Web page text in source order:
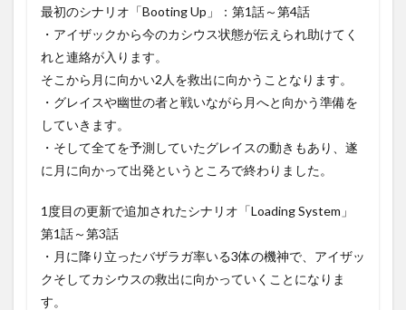
最初のシナリオ「Booting Up」：第1話～第4話
・アイザックから今のカシウス状態が伝えられ助けてく
れと連絡が入ります。
そこから月に向かい2人を救出に向かうことなります。
・グレイスや幽世の者と戦いながら月へと向かう準備を
していきます。
・そして全てを予測していたグレイスの動きもあり、遂
に月に向かって出発というところで終わりました。
1度目の更新で追加されたシナリオ「Loading System」
第1話～第3話
・月に降り立ったバザラガ率いる3体の機神で、アイザッ
クそしてカシウスの救出に向かっていくことになりま
す。